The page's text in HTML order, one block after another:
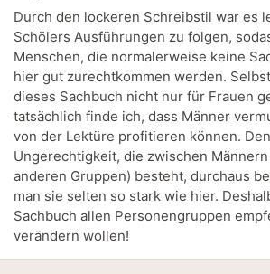
Durch den lockeren Schreibstil war es
Schölers Ausführungen zu folgen,
Menschen, die normalerweise keine
hier gut zurechtkommen werden.
dieses Sachbuch nicht nur für Frauen
tatsächlich finde ich, dass Männer
von der Lektüre profitieren können.
Ungerechtigkeit, die zwischen
anderen Gruppen) besteht, durchaus
man sie selten so stark wie hier.
Sachbuch allen Personengruppen
verändern wollen!